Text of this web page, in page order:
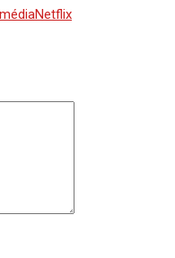
Netflix